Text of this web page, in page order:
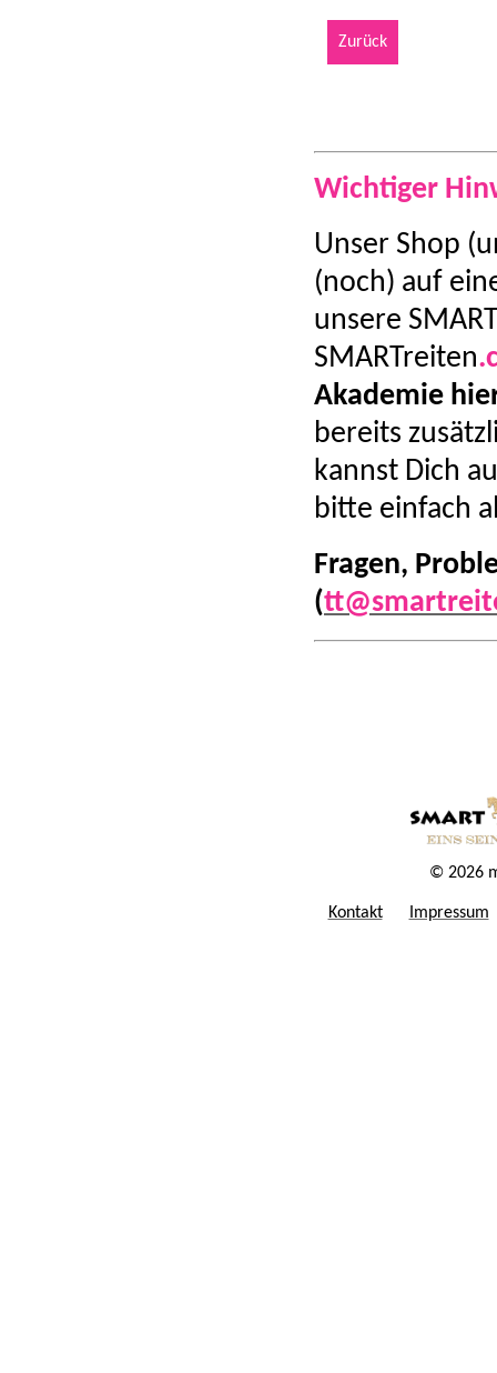
Zurück
Wichtiger
Unser Shop
(noch) auf
unsere
SMARTreiten
Akademie
bereits
kannst Dich
bitte einfach
Fragen,
(
© 2026
Kontakt Impressum